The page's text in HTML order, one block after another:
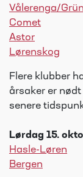
Vålerenga/
Comet
Astor
Lørenskog
Flere klubber
årsaker er
senere
Lørdag 15.
Hasle-Løren
Bergen